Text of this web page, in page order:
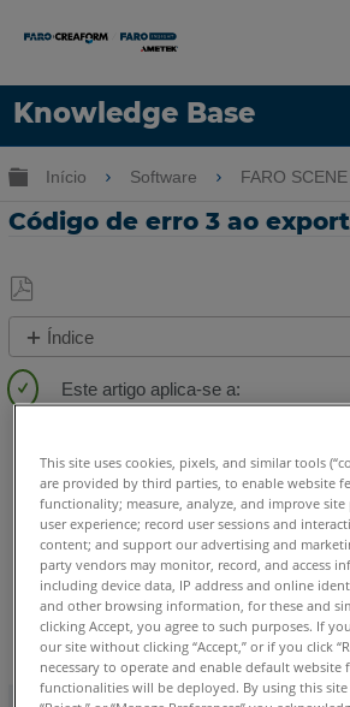
Knowledge Base
Idioma
Expandir/recolher hierarquia
Início Software FARO SCENE
Código de erro 3 ao
Salvar
como
PDF
Índice
Consulte
7.x
6.x
Alemão Chinês Coreano Espanhol
Italiano Japonês Português
This site uses cookies, pixels, and similar tools
are provided by third parties, to enable website
functionality; measure, analyze, and improve site
user experience; record user sessions and
content; and support our advertising and
party vendors may monitor, record, and access
including device data, IP address and online
and other browsing information, for these and
clicking Accept, you agree to such purposes. If
our site without clicking “Accept,” or if you click
necessary to operate and enable default website
functionalities will be deployed. By using this site